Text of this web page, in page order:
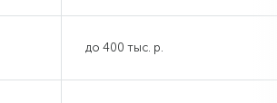
до 400 тыс. р.